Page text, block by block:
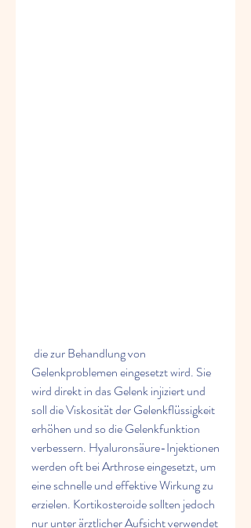
Gelenkproblemen eingesetzt wird. Sie
wird direkt in das Gelenk injiziert und
soll die Viskosität der Gelenkflüssigkeit
erhöhen und so die Gelenkfunktion
verbessern. Hyaluronsäure-Injektionen
werden oft bei Arthrose eingesetzt, um
eine schnelle und effektive Wirkung zu
erzielen. Kortikosteroide sollten jedoch
nur unter ärztlicher Aufsicht verwendet